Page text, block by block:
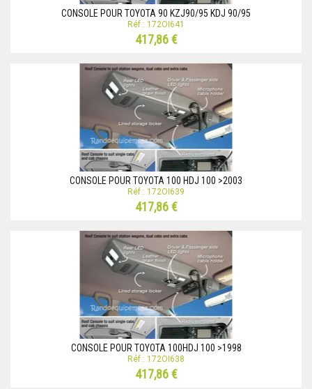
CONSOLE POUR TOYOTA 90 KZJ90/95 KDJ 90/95
Réf.: 172OI641
417,86 €
CONSOLE POUR TOYOTA 100 HDJ 100 >2003
Réf.: 172OI639
417,86 €
CONSOLE POUR TOYOTA 100HDJ 100 >1998
Réf.: 172OI638
417,86 €